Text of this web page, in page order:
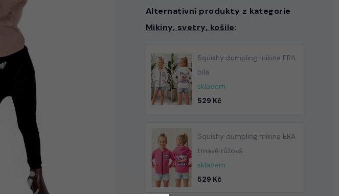
Alternativní produkty z kategorie
Mikiny, svetry, košile:
Squishy dumpling mikina ERA
bílá
skladem
529 Kč
Squishy dumpling mikina ERA
tmavě růžová
skladem
529 Kč